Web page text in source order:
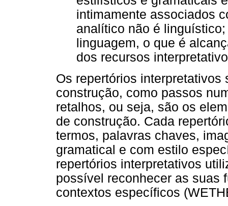
intimamente associados
analítico não é
linguagem, o que é
dos recursos
Os repertórios
construção, como passos
retalhos, ou seja, são os
de construção. Cada
termos, palavras chaves,
gramatical e com estilo
repertórios interpretativos
possível reconhecer as suas
contextos específicos